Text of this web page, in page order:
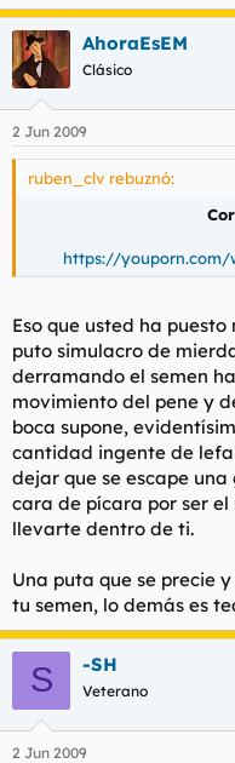
AhoraEsEM
Clásico
2 Jun 2009
ruben_clv rebuznó:
https://
Eso que usted ha
puto simulacro de
derramando el semen
movimiento del pene y
boca supone,
cantidad ingente de
dejar que se escape
cara de pícara por ser
llevarte dentro de ti.
Una puta que se precie
tu semen, lo demás es
S -SH
Veterano
2 Jun 2009